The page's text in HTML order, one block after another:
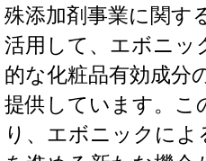
殊添加剤事業に関す
活用して、エボニッ
的な化粧品有効成分
提供しています。こ
り、エボニックによ